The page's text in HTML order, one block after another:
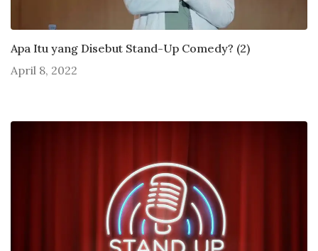
Apa Itu yang Disebut Stand-Up Comedy? (2)
April 8, 2022